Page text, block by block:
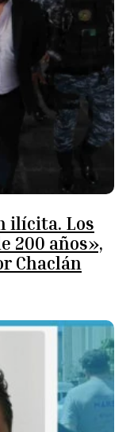
ilícita. Los
200 años»,
Chaclán